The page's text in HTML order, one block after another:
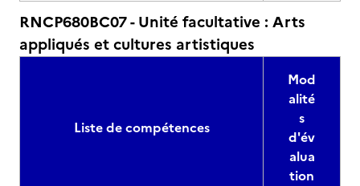
RNCP680BC07 - Unité facultative : Arts
appliqués et cultures artistiques
Liste de compétences
Mod
alité
s
d'év
alua
tion